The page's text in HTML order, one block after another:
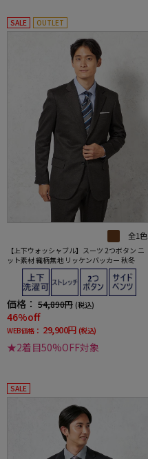
SALE OUTLET
全1色
【上下ウォッシャブル】スーツ 2つボタン ニ
ット素材 織柄無地 リッケンバッカー 秋冬
価格： 54,890円 (税込)
46%off
WEB価格： 29,900円 (税込)
★2着目50%OFF対象
SALE